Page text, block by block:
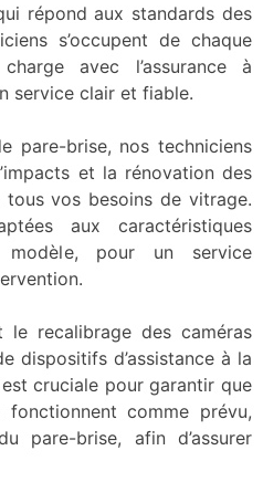
répond aux standards des
s’occupent de chaque
avec l’assurance à
service clair et fiable.
pare-brise, nos techniciens
et la rénovation des
vos besoins de vitrage.
aux caractéristiques
modèle, pour un service
le recalibrage des caméras
dispositifs d’assistance à la
cruciale pour garantir que
comme prévu,
pare-brise, afin d’assurer